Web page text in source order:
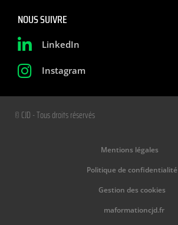
NOUS SUIVRE
LinkedIn
Instagram
© CJD - Tous droits réservés
Mentions légales
Politique de confidentialité
Gestion des cookies
maformationcjd.fr